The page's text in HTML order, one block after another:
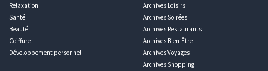
Relaxation
Santé
Beauté
Coiffure
Développement personnel
Archives Loisirs
Archives Soirées
Archives Restaurants
Archives Bien-Être
Archives Voyages
Archives Shopping